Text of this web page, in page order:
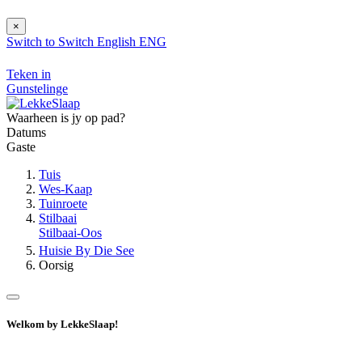
×
Switch to Switch English ENG
Teken in
Gunstelinge
Waarheen is jy op pad?
Datums
Gaste
Tuis
Wes-Kaap
Tuinroete
Stilbaai
Stilbaai-Oos
Huisie By Die See
Oorsig
Welkom by LekkeSlaap!